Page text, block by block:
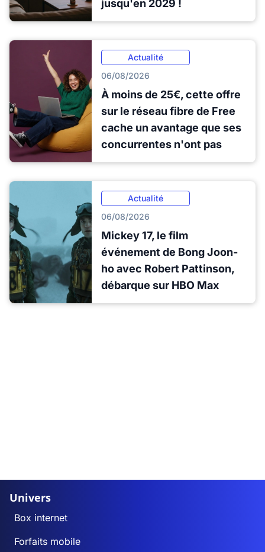
jusqu'en 2029 !
Actualité
06/08/2026
À moins de 25€, cette offre
sur le réseau fibre de Free
cache un avantage que ses
concurrentes n'ont pas
Actualité
06/08/2026
Mickey 17, le film
événement de Bong Joon-
ho avec Robert Pattinson,
débarque sur HBO Max
Univers
Box internet
Forfaits mobile